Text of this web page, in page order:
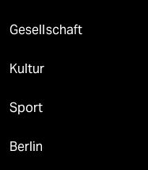
Gesellschaft
Kultur
Sport
Berlin